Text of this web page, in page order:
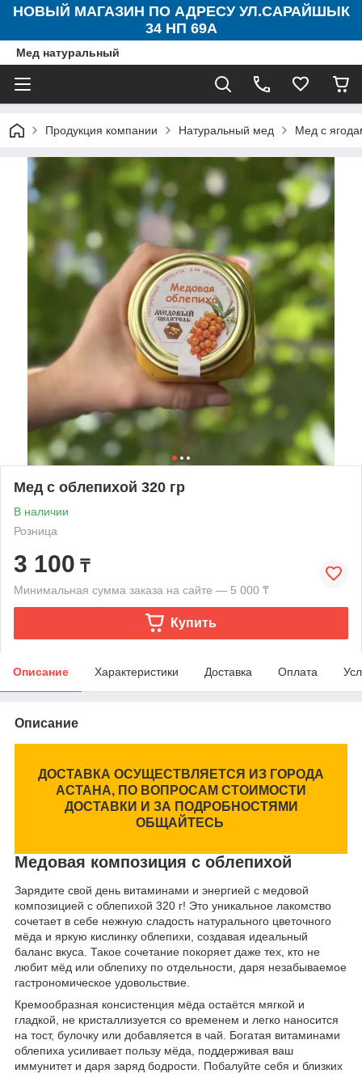
НОВЫЙ МАГАЗИН ПО АДРЕСУ УЛ.САРАЙШЫК
34 НП 69А
Мед натуральный
Продукция компании Натуральный мед Мед с
Мед с облепихой 320 гр
В наличии
Розница
3 100 ₸
Минимальная сумма заказа на сайте — 5 000 ₸
Купить
Описание Характеристики Доставка Оплата
Описание
ДОСТАВКА ОСУЩЕСТВЛЯЕТСЯ ИЗ ГОРОДА
АСТАНА, ПО ВОПРОСАМ СТОИМОСТИ
ДОСТАВКИ И ЗА ПОДРОБНОСТЯМИ
ОБЩАЙТЕСЬ
Медовая композиция с облепихой
Зарядите свой день витаминами и энергией с медовой
композицией с облепихой 320 г! Это уникальное лакомство
сочетает в себе нежную сладость натурального цветочного
мёда и яркую кислинку облепихи, создавая идеальный
баланс вкуса. Такое сочетание покоряет даже тех, кто не
любит мёд или облепиху по отдельности, даря незабываемое
гастрономическое удовольствие.
Кремообразная консистенция мёда остаётся мягкой и
гладкой, не кристаллизуется со временем и легко наносится
на тост, булочку или добавляется в чай. Богатая витаминами
облепиха усиливает пользу мёда, поддерживая ваш
иммунитет и даря заряд бодрости. Побалуйте себя и близких